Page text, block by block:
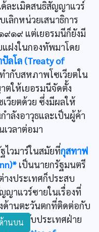
ละเมิดสนธิสัญญาแวร์
ลิกหน่วยเสนาธิการ
๙๑๙ แต่เยอรมนีก็ยังมี
ฝงในกองทัพมาโดย
ลโล (Treaty of
กับสหภาพโซเวียตใน
ให้เยอรมนีจัดตั้ง
วียตด้วย ซึ่งมีผลให้
ำลังอาวุธและเป็นผู้ค้า
วลาต่อมา
ไวมาร์ในสมัยที่กุสทาฟ
เป็นนายกรัฐมนตรี
างประเทศก็ประสบ
ญาแวร์ซายในเรื่องที่
ด้านตะวันตกที่ติดต่อกับ
มร่วมกับประเทศฝ่าย
านบน